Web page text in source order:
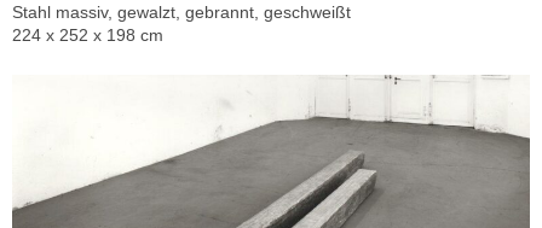
Stahl massiv, gewalzt, gebrannt, geschweißt
224 x 252 x 198 cm